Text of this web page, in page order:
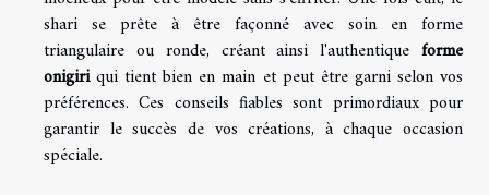
shari se prête à être façonné avec soin en forme
triangulaire ou ronde, créant ainsi l'authentique forme
onigiriqui tient bien en main et peut être garni selon vos
préférences. Ces conseils fiables sont primordiaux pour
garantir le succès de vos créations, à chaque occasion
spéciale.